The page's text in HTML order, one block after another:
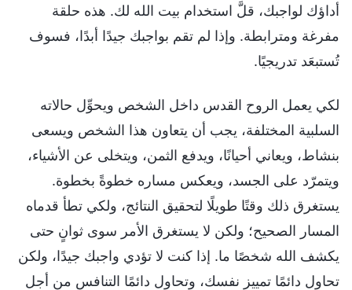
أداؤك لواجبك، قلَّ استخدام بيت الله لك. هذه حلقة
مفرغة ومترابطة. وإذا لم تقم بواجبك جيدًا أبدًا، فسوف
تُستبعَد تدريجيًا.
لكي يعمل الروح القدس داخل الشخص ويحوِّل حالاته
السلبية المختلفة، يجب أن يتعاون هذا الشخص ويسعى
بنشاط، ويعاني أحيانًا، ويدفع الثمن، ويتخلى عن الأشياء،
ويتمرّد على الجسد، ويعكس مساره خطوةً بخطوة.
يستغرق ذلك وقتًا طويلًا لتحقيق النتائج، ولكي تطأ قدماه
المسار الصحيح؛ ولكن لا يستغرق الأمر سوى ثوانٍ حتى
يكشف الله شخصًا ما. إذا كنت لا تؤدي واجبك جيدًا، ولكن
تحاول دائمًا تمييز نفسك، وتحاول دائمًا التنافس من أجل